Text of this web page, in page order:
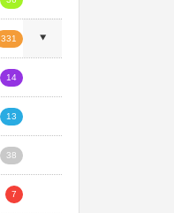
331
14
13
38
7